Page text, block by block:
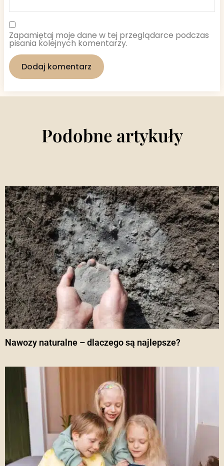
Zapamiętaj moje dane w tej przeglądarce podczas
pisania kolejnych komentarzy.
Podobne artykuły
Nawozy naturalne – dlaczego są najlepsze?